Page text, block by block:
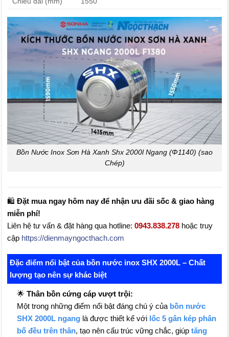
Bồn Nước Inox Sơn Hà Xanh Shx 2000l Ngang (Φ1140) (sao
Chép)
🛍️ Đặt mua ngay hôm nay để nhận ưu đãi sốc & giao hàng
miễn phí!
Liên hệ tư vấn & đặt hàng qua hotline: 0943.838.278hoặc truy
cập https://dienmayngocthach.com
Đặc điểm nổi bật của bồn nước inox SHX 2000L – Chất
lượng tạo nên sự khác biệt
🌟Thân bồn cứng cáp vượt trội:
Một trong những điểm nổi bật đáng chú ý của bồn nước
SHX 2000L ngang là được thiết kế với lốc 5 gân kép phân
bố đều trên thân, tạo nên cấu trúc vững chắc, giúptăng